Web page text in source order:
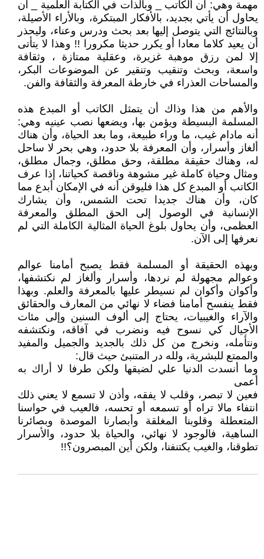
مهمة وهي: أن الكاتب _ وبالذات في الكتابة العلمية _ أن
يحاول أن يأتي بجديد، بالأفكار المبتكرة، وبالأراء الأصيلة،
وبالنتائج التي يتوصل إليها بعد بحث ودرس وعناء، وليحذر
أن يعيد كلاما معادا أو يكرر حديثا مكرورا !! وهذا لا يتأتى
إلا لمن رزق موهبة غزيرة، وعقلية ممتازة ، وثقافة
واسعة، وبحث وتنقيب وتنقير عن الموضوعات البكر،
والمساحات العذراء في خارطة المعرفة والثقافة والفن.
والأهم من هذا وذاك أن يتمثل الكاتب أو المبدع هذه
المسلمة البسيطة ويؤمن بها، ويضعها نصب عينيه وهي:
أنه مادام غيب، ما وراء طبيعة، وما بعد الحياة، وأن هناك
ألغاز وأسرار، وأن المعرفة بلا حدود، وهي بحر لا ساحل
له، وهناك حقيقة مطلقة، وحق مطلق، وجمال مطلق،
ومثال وحياة كاملة غير مشوهة وناقصة كحياتنا، إذا عرف
الكاتب أو المبدع كل هذا فليوقن أنه في الإمكان أبدع مما
كان، وأن هناك جديدا تحت الشمس، وأن يشارك
الإنسانية في الوصول إلى الحق المطلق والمعرفة
العظمى، وأن يحاول بلوغ الحياة المثالية الكاملة التي لم
نعرفها إلى الآن.
وبهذه الحقيقة أو المسلمة فقط يصبح أمامنا عوالم
وعوالم مجهولة لم نردها، وأسرار وألغاز لم نكتشفها،
وأكوان وأكوان لم نسيطر عليها بالمعرفة والعلم. وبهذا
فقط ينفسح أمامنا فضاء لا نهائي من المعارف والحقائق
والآراء والغيبيات، يحتاج إلى ألوف السنين وإلى مئات
الأجيال كي نسوح فيه ونضرب في آفاقه، ونكتشفه
ونتأمله، ونخرج من كل ذلك بالجديد والجميل والمفيد
والممتع للبشرية، ولله در المتنبئ حيث قال:
وما أنسدت الدنيا علي لضيقها ولكن طرفا لا أراك به
أعمى
فعين لا تبصر، وقلب لا يفقه، وأذن لا تسمع لا يعني ذلك
انتفاء مالا تراه أو تسمعه أو تحسه، فالعيب في حواسنا
المتعطلة وقلوبنا المغلقة وأبصارنا الموصدة وبصائرنا
الساهية، فالوجود لا نهائي، والحياة بلا حدود، والأسرار
تطوقنا، والغيب يكتنفنا، ولكن أين المبصرون؟!!